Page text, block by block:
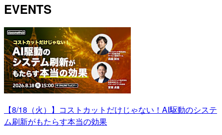
EVENTS
【8/18（火）】コストカットだけじゃない！AI駆動のシステ
ム刷新がもたらす本当の効果